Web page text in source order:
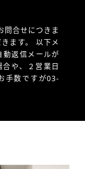
問合せにつきま
ます。 以下メ
返信メールが
や、
２営業日
手数ですが03-